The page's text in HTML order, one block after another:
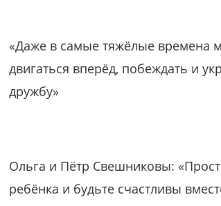
«Даже в самые тяжёлые времена
двигаться вперёд, побеждать и
дружбу»
Ольга и Пётр Свешниковы:
ребёнка и будьте счастливы